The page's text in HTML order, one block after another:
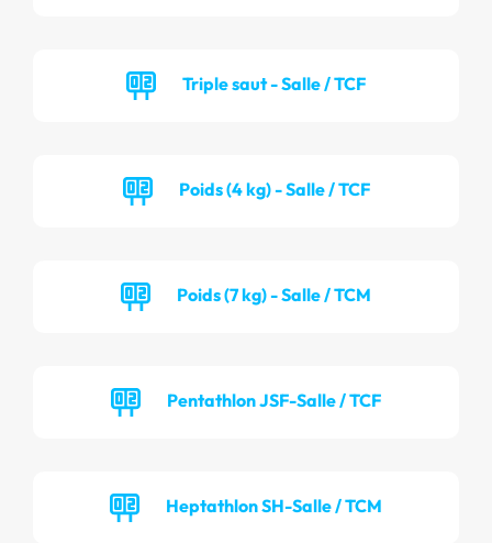
Triple saut - Salle / TCF
Poids (4 kg) - Salle / TCF
Poids (7 kg) - Salle / TCM
Pentathlon JSF-Salle / TCF
Heptathlon SH-Salle / TCM